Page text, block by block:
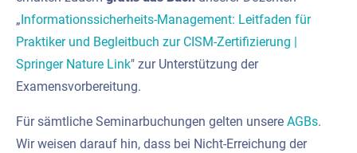
„Informationssicherheits-Management: Leitfaden für
Praktiker und Begleitbuch zur CISM-Zertifizierung |
Springer Nature Link" zur Unterstützung der
Examensvorbereitung.
Für sämtliche Seminarbuchungen gelten unsere AGBs.
Wir weisen darauf hin, dass bei Nicht-Erreichung der